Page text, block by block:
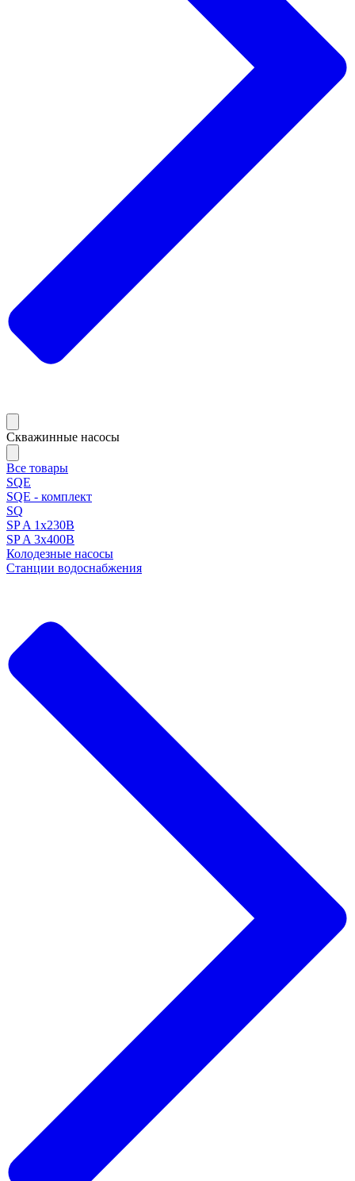
Скважинные насосы
Все товары
SQE
SQE - комплект
SQ
SP A 1x230В
SP A 3x400В
Колодезные насосы
Станции водоснабжения